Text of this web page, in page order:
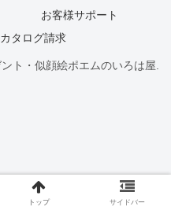
お客様サポート
タログ請求
ト・似顔絵ポエムのいろは屋.
トップ サイドバー